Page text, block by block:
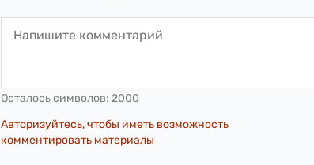
Осталось символов: 2000
Авторизуйтесь, чтобы иметь возможность
комментировать материалы